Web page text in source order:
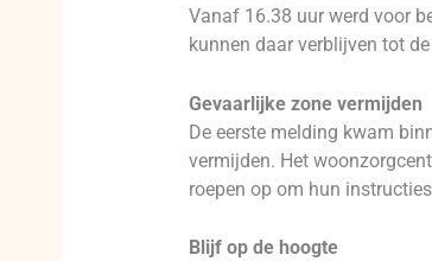
Vanaf 16.38 uur werd voor
kunnen daar verblijven tot
Gevaarlijke zone vermijden
De eerste melding kwam
vermijden. Het
roepen op om hun
Blijf op de hoogte